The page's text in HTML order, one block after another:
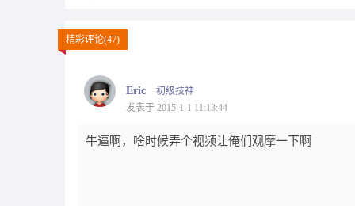
精彩评论(47)
Eric
初级技神
发表于 2015-1-1 11:13:44
牛逼啊，啥时候弄个视频让俺们观摩一下啊